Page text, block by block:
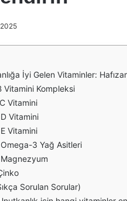
İyi Gelen Vitaminler:
Vitamini Kompleksi
Vitamini
Vitamini
Vitamini
3 Yağ Asitleri
Sorulan Sorular)